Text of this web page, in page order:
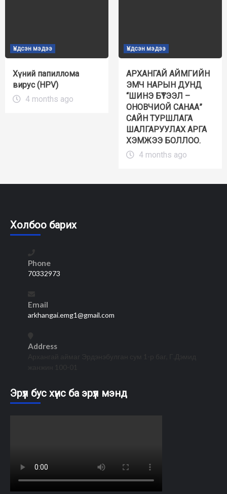
Үндсэн мэдээ
Хүний папиллома
вирус (HPV)
4 months ago
Үндсэн мэдээ
АРХАНГАЙ АЙМГИЙН
ЭМЧ НАРЫН ДУНД
“ШИНЭ БҮТЭЭЛ –
ОНОВЧИОЙ САНАА”
САЙН ТУРШЛАГА
ШАЛГАРУУЛАХ АРГА
ХЭМЖЭЭ БОЛЛОО.
4 months ago
Холбоо барих
Phone
70332973
Email
arkhangai.emg1@gmail.com
Address
Эрүүл бус хүнс ба эрүүл мэнд